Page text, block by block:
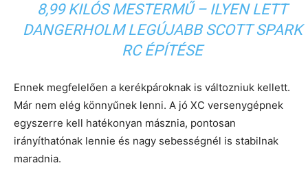
8,99 KILÓS MESTERMŰ – ILYEN LETT
DANGERHOLM LEGÚJABB SCOTT SPARK
RC ÉPÍTÉSE
Ennek megfelelően a kerékpároknak is változniuk kellett.
Már nem elég könnyűnek lenni. A jó XC versenygépnek
egyszerre kell hatékonyan másznia, pontosan
irányíthatónak lennie és nagy sebességnél is stabilnak
maradnia.